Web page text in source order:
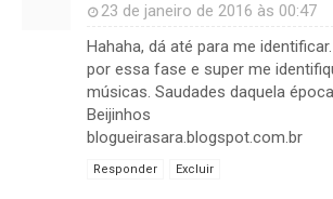
23 de janeiro de 2016 às 00:47
Hahaha, dá até para me
por essa fase e super me
músicas. Saudades daquela
Beijinhos
blogueirasara.blogspot.com.br
Responder Excluir